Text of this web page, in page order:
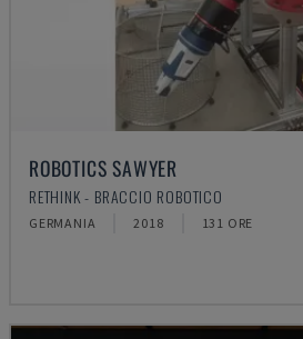
ROBOTICS SAWYER
RETHINK - BRACCIO ROBOTICO
GERMANIA 2018 131 ORE